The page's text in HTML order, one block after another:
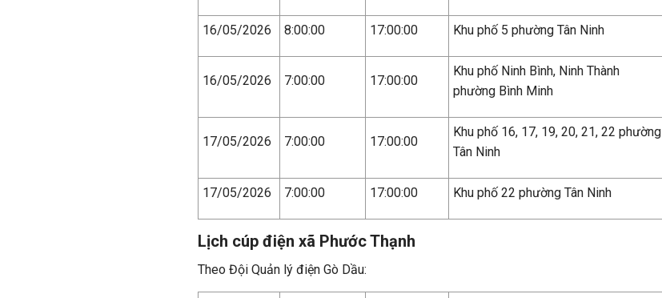
16/05/2026 8:00:00 17:00:00 Khu phố 5 phường Tân Ninh
16/05/2026 7:00:00 17:00:00
Khu phố Ninh Bình, Ninh Thành
phường Bình Minh
17/05/2026 7:00:00 17:00:00
Khu phố 16, 17, 19, 20, 21, 22 phường
Tân Ninh
17/05/2026 7:00:00 17:00:00 Khu phố 22 phường Tân Ninh
Lịch cúp điện xã Phước Thạnh
Theo Đội Quản lý điện Gò Dầu: